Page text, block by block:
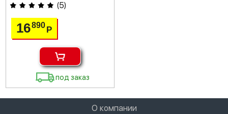
(5)
16890Р
под заказ
О компании